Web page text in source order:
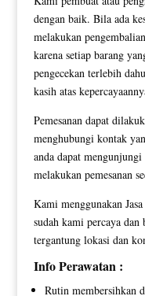
dengan baik. Bila ada
melakukan
karena setiap barang
pengecekan terlebih
kasih atas
Pemesanan dapat
menghubungi kontak
anda dapat
melakukan pemesanan
Kami menggunakan
sudah kami percaya
tergantung lokasi dan
Info Perawatan :
Rutin membersihkan